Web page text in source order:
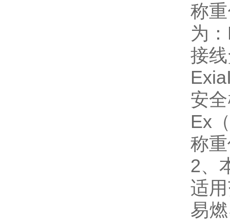
称
为
接
安
Ex
称
2、
适
易